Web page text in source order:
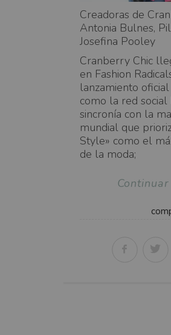
Creadoras de
Antonia Bulnes,
Josefina Pooley
Cranberry Chic
en Fashion
lanzamiento
como la red
sincronía con la
mundial que
Style» como el
de la moda;